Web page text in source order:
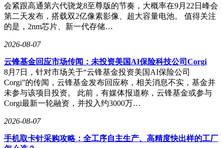
会紧跟高通第六代骁龙8至尊版的节奏，大概率在9月22日峰会
第二天发布，搭载双2亿像素影像、超大容量电池。 值得关注
的是，2nm芯片、新一代存储…
2026-08-07
云锋基金回应市场传闻：未投资美国AI保险科技公司Corgi
8月7日，针对市场关于“云锋基金投资美国AI保险公司
Corgi”的传闻，云锋基金发布回应称，相关消息不实，基金并
未参与该项目投资。 此前，有媒体报道称，云锋基金或参与
Corgi最新一轮融资，并投入约3000万…
2026-08-07
手机取卡针采购攻略：全工序自主生产、高精度快出样的工厂